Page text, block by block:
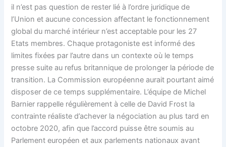
il n’est pas question de rester lié à l’ordre juridique de
l’Union et aucune concession affectant le fonctionnement
global du marché intérieur n’est acceptable pour les 27
Etats membres. Chaque protagoniste est informé des
limites fixées par l’autre dans un contexte où le temps
presse suite au refus britannique de prolonger la période de
transition. La Commission européenne aurait pourtant aimé
disposer de ce temps supplémentaire. L’équipe de Michel
Barnier rappelle régulièrement à celle de David Frost la
contrainte réaliste d’achever la négociation au plus tard en
octobre 2020, afin que l’accord puisse être soumis au
Parlement européen et aux parlements nationaux avant